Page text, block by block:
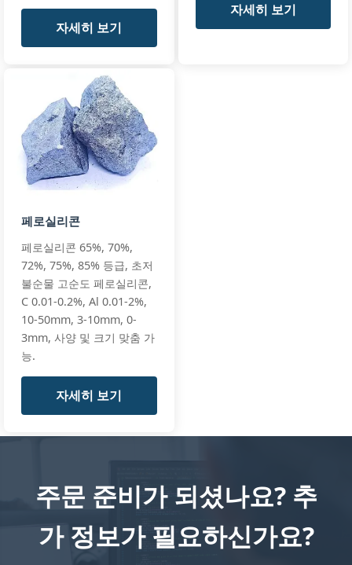
Cored Wire
Ca28-32Si58-62
YB/T 5359-2010
Specialty
High
Purity
Silicon
HP-CaSi30,
HP-CaSi32
Ca:
Si:
Al:
자세히 보기
자세히 보기
페로실리콘
페로실리콘 65%, 70%,
72%, 75%, 85% 등급, 초저
불순물 고순도 페로실리콘,
C 0.01-0.2%, Al 0.01-2%,
10-50mm, 3-10mm, 0-
3mm, 사양 및 크기 맞춤 가
능.
자세히 보기
주문 준비가 되셨나요? 추
가 정보가 필요하신가요?